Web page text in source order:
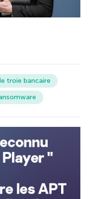
troie bancaire